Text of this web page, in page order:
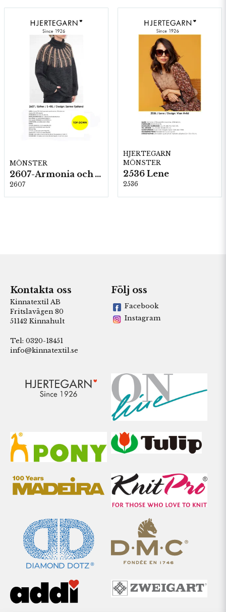
MÖNSTER
2607-Armonia och Alpaca 400
2607
HJERTEGARN
MÖNSTER
2536 Lene
2536
Kontakta oss
Kinnatextil AB
Fritslavägen 80
51142 Kinnahult
Tel: 0320-18451
info@kinnatextil.se
Följ oss
Facebook
Instagram